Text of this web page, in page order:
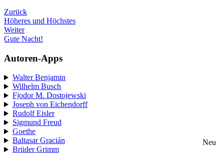
Zurück
Höheres und Höchstes
Weiter
Gute Nacht!
Autoren-Apps
Walter Benjamin
Wilhelm Busch
Fjodor M. Dostojewski
Joseph von Eichendorff
Rudolf Eisler
Sigmund Freud
Goethe
Baltasar Gracián
Neu
Brüder Grimm